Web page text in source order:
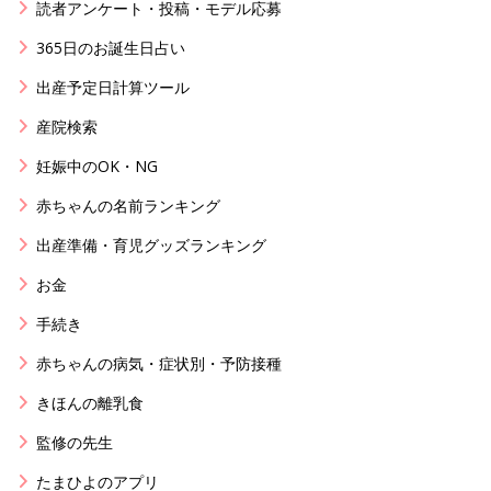
読者アンケート・投稿・モデル応募
365日のお誕生日占い
出産予定日計算ツール
産院検索
妊娠中のOK・NG
赤ちゃんの名前ランキング
出産準備・育児グッズランキング
お金
手続き
赤ちゃんの病気・症状別・予防接種
きほんの離乳食
監修の先生
たまひよのアプリ